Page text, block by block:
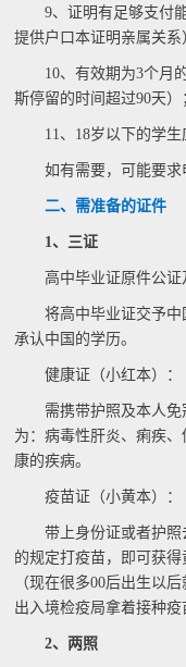
9、证明有足够支付能
提供户口本证明亲属关系
10、有效期为3个月的
斯停留的时间超过90天）
11、18岁以下的学生
如有需要，可能要求
二、需准备的证件
1、三证
高中毕业证原件公证
将高中毕业证交予中
承认中国的学历。
健康证（小红本）：
需携带护照及本人免
为：病毒性肝炎、痢疾
康的疾病。
疫苗证（小黄本）：
带上身份证或者护照
的规定打疫苗，即可获得
（现在很多00后出生以
出入境检疫局拿着接种疫
2、两照